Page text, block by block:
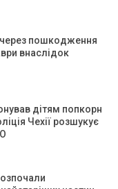
через пошкодження
внаслідок
дітям попкорн
Чехії розшукує